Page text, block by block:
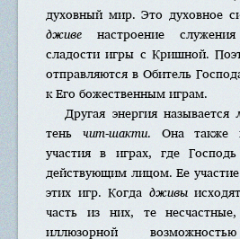
духовный мир. Это духовное
дживе настроение
сладости игры с Кришной.
отправляются в Обитель
к Его божественным играм.
Другая энергия называется
тень чит-шакти. Она также
участия в играх, где
действующим лицом. Ее
этих игр. Когда дживы
часть из них, те
иллюзорной